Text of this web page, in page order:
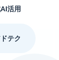
活用
テク